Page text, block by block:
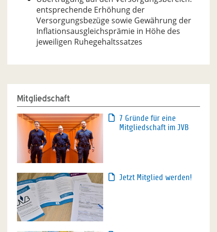
entsprechende Erhöhung der
Versorgungsbezüge sowie Gewährung der
Inflationsausgleichsprämie in Höhe des
jeweiligen Ruhegehaltssatzes
Mitgliedschaft
7 Gründe für eine
Mitgliedschaft im JVB
Jetzt Mitglied werden!